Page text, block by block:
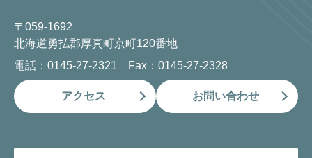
〒059-1692
北海道勇払郡厚真町京町120番地
電話：0145-27-2321 Fax：0145-27-2328
アクセス お問い合わせ